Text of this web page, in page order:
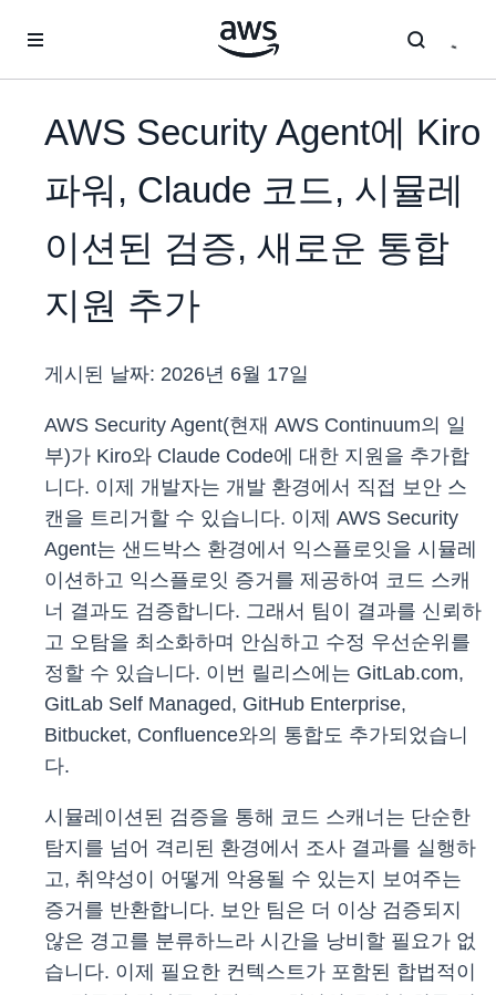
AWS Security Agent에 Kiro
파워, Claude 코드, 시뮬레
이션된 검증, 새로운 통합
지원 추가
게시된 날짜: 2026년 6월 17일
AWS Security Agent(현재 AWS Continuum의 일
부)가 Kiro와 Claude Code에 대한 지원을 추가합
니다. 이제 개발자는 개발 환경에서 직접 보안 스
캔을 트리거할 수 있습니다. 이제 AWS Security
Agent는 샌드박스 환경에서 익스플로잇을 시뮬레
이션하고 익스플로잇 증거를 제공하여 코드 스캐
너 결과도 검증합니다. 그래서 팀이 결과를 신뢰하
고 오탐을 최소화하며 안심하고 수정 우선순위를
정할 수 있습니다. 이번 릴리스에는 GitLab.com,
GitLab Self Managed, GitHub Enterprise,
Bitbucket, Confluence와의 통합도 추가되었습니
다.
시뮬레이션된 검증을 통해 코드 스캐너는 단순한
탐지를 넘어 격리된 환경에서 조사 결과를 실행하
고, 취약성이 어떻게 악용될 수 있는지 보여주는
증거를 반환합니다. 보안 팀은 더 이상 검증되지
않은 경고를 분류하느라 시간을 낭비할 필요가 없
습니다. 이제 필요한 컨텍스트가 포함된 합법적이